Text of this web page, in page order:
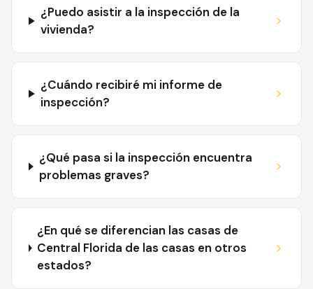
¿Puedo asistir a la inspección de la
vivienda?
¿Cuándo recibiré mi informe de
inspección?
¿Qué pasa si la inspección encuentra
problemas graves?
¿En qué se diferencian las casas de
Central Florida de las casas en otros
estados?